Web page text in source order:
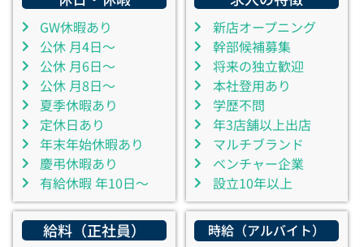
GW休暇あり
公休 月4日～
公休 月6日～
公休 月8日～
夏季休暇あり
定休日あり
年末年始休暇あり
慶弔休暇あり
有給休暇 年10日～
新店オープニング
幹部候補募集
将来の独立歓迎
本社登用あり
学歴不問
年3店舗以上出店
マルチブランド
ベンチャー企業
設立10年以上
給料（正社員）
時給（アルバイト）